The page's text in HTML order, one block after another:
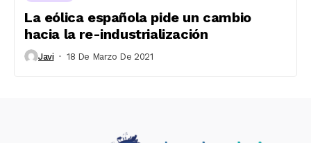
La eólica española pide un cambio
hacia la re-industrialización
Javi 18 De Marzo De 2021